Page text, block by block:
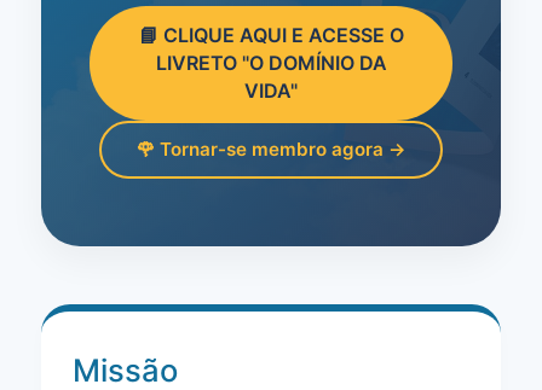
📘 CLIQUE AQUI E ACESSE O
LIVRETO "O DOMÍNIO DA
VIDA"
🌹 Tornar-se membro agora →
Missão